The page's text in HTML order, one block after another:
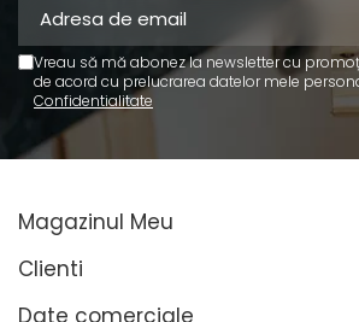
Vreau să mă abonez la newsletter cu
de acord cu prelucrarea datelor mele
Confidentialitate
Magazinul Meu
Clienti
Date comerciale